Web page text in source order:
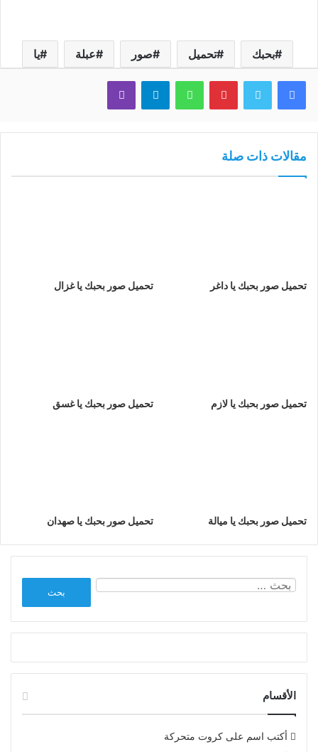
بحبك تحميل صور عبلة يا
فيسبوك تويتر بينتيريستواتساب تيلقرام ڤايبر
مقالات ذات صلة
تحميل صور بحبك يا داغر تحميل صور بحبك يا غزال
تحميل صور بحبك يا لازم تحميل صور بحبك يا غسق
تحميل صور بحبك يا ميالة تحميل صور بحبك يا صهدان
الأقسام
أكتب اسم على كروت متحركة